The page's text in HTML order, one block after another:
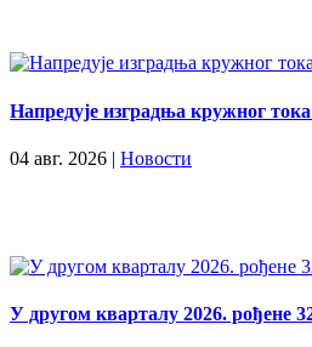
Напредује изградња кружног
04 авг. 2026 | Новости
У другом кварталу 2026. рођене